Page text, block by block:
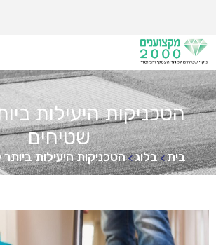
הטכניקות היעילות
שטיחים
בית>בלוג>הטכניקות היעילות ביותר